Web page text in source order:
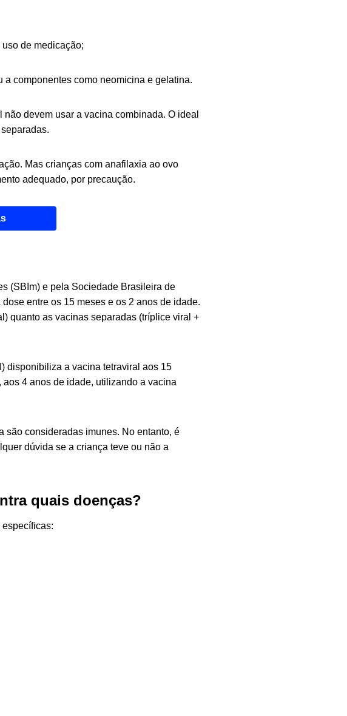
de medicação;
componentes como neomicina e gelatina.
devem usar a vacina combinada. O ideal
Mas crianças com anafilaxia ao ovo
adequado, por precaução.
(SBIm) e pela Sociedade Brasileira de
entre os 15 meses e os 2 anos de idade.
quanto as vacinas separadas (tríplice viral +
disponibiliza a vacina tetraviral aos 15
4 anos de idade, utilizando a vacina
são consideradas imunes. No entanto, é
dúvida se a criança teve ou não a
quais doenças?